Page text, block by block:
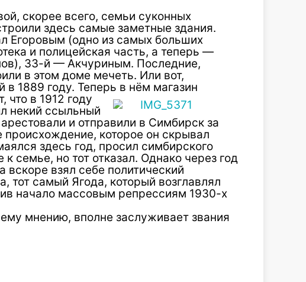
скорее всего, семьи суконных
здесь самые заметные здания.
Егоровым (одно из самых больших
и полицейская часть, а теперь —
33-й — Акчуриным. Последние,
в этом доме мечеть. Или вот,
1889 году. Теперь в нём магазин
что в 1912 году
некий ссыльный
и отправили в Симбирск за
происхождение, которое он скрывал
здесь год, просил симбирского
семье, но тот отказал. Однако через год
вскоре взял себе политический
самый Ягода, который возглавлял
начало массовым репрессиям 1930-х
мнению, вполне заслуживает звания